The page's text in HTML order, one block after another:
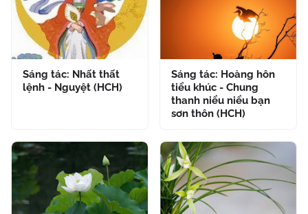
Sáng tác: Nhất thất
lệnh - Nguyệt (HCH)
Sáng tác: Hoàng hôn
tiểu khúc - Chung
thanh niểu niểu bạn
sơn thôn (HCH)